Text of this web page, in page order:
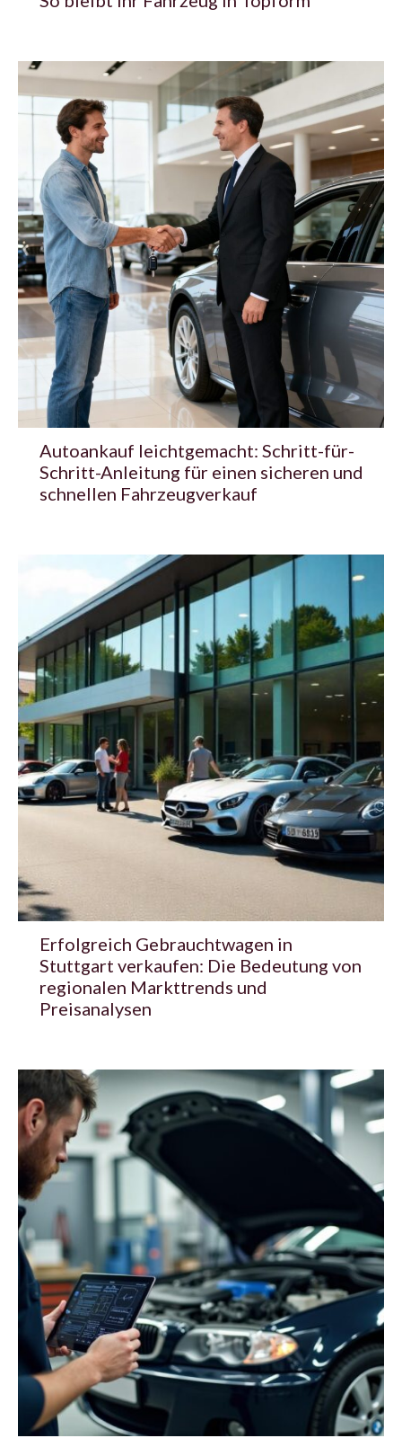
Autoankauf leichtgemacht: Schritt-für-
Schritt-Anleitung für einen sicheren und
schnellen Fahrzeugverkauf
Erfolgreich Gebrauchtwagen in
Stuttgart verkaufen: Die Bedeutung von
regionalen Markttrends und
Preisanalysen